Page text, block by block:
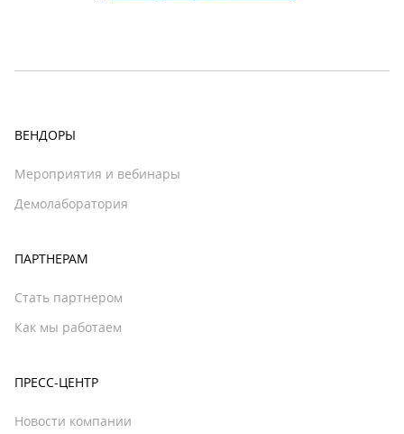
ВЕНДОРЫ
Мероприятия и вебинары
Демолаборатория
ПАРТНЕРАМ
Стать партнером
Как мы работаем
ПРЕСС-ЦЕНТР
Новости компании